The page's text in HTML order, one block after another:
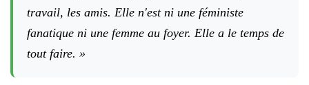
travail, les amis. Elle n'est ni une féministe
fanatique ni une femme au foyer. Elle a le temps de
tout faire. »